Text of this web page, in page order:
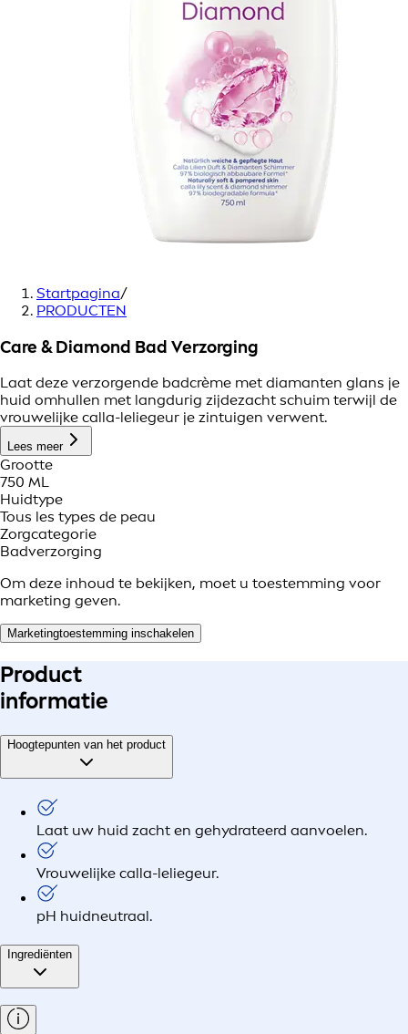
Startpagina/
PRODUCTEN
Care & Diamond Bad Verzorging
Laat deze verzorgende badcrème met diamanten glans je
huid omhullen met langdurig zijdezacht schuim terwijl de
vrouwelijke calla-leliegeur je zintuigen verwent.
Lees meer
Grootte
750 ML
Huidtype
Tous les types de peau
Zorgcategorie
Badverzorging
Om deze inhoud te bekijken, moet u toestemming voor
marketing geven.
Marketingtoestemming inschakelen
Product
informatie
Hoogtepunten van het product
Laat uw huid zacht en gehydrateerd aanvoelen.
Vrouwelijke calla-leliegeur.
pH huidneutraal.
Ingrediënten